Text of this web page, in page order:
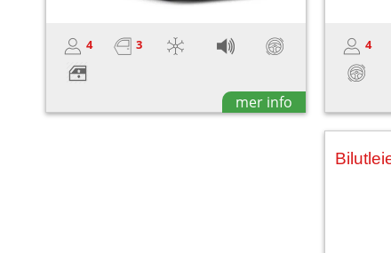
4 3
mer info
4